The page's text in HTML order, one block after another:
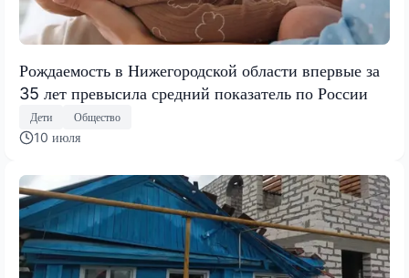
Рождаемость в Нижегородской области впервые за
35 лет превысила средний показатель по России
Дети Общество
10 июля